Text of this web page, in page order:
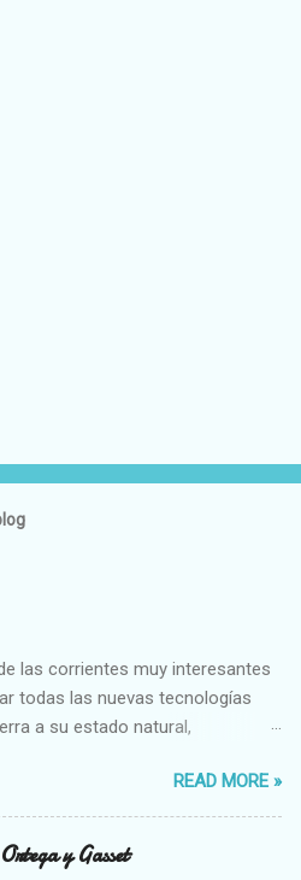
las corrientes muy interesantes
todas las nuevas tecnologías
a su estado natural,
READ MORE »
y Gasset